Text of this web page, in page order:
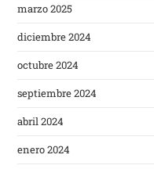
marzo 2025
diciembre 2024
octubre 2024
septiembre 2024
abril 2024
enero 2024